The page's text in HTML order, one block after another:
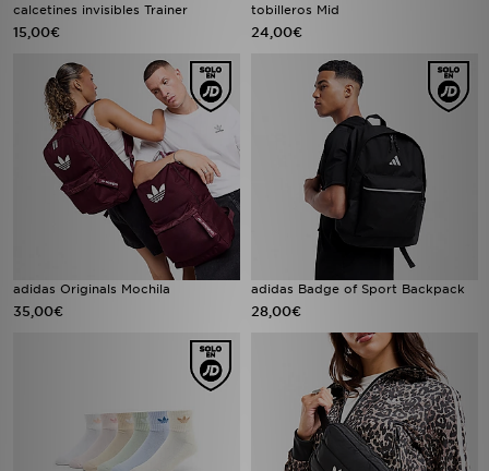
calcetines invisibles Trainer
15,00€
tobilleros Mid
24,00€
adidas Originals Mochila
35,00€
adidas Badge of Sport Backpack
28,00€